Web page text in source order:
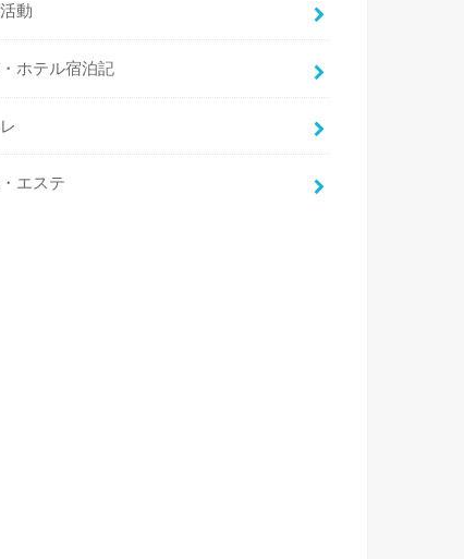
動
ホテル宿泊記
エステ